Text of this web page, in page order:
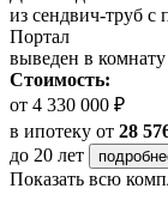
из сендвич-труб с
Портал
выведен в
Стоимость:
от 4 330 000 ₽
в ипотеку от 28
до 20 лет
Показать всю